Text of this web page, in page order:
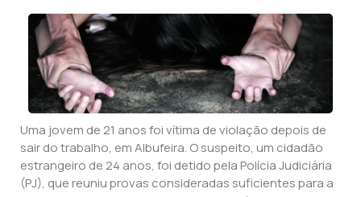
Uma jovem de 21 anos foi vítima de violação depois de
sair do trabalho, em Albufeira. O suspeito, um cidadão
estrangeiro de 24 anos, foi detido pela Polícia Judiciária
(PJ), que reuniu provas consideradas suficientes para a